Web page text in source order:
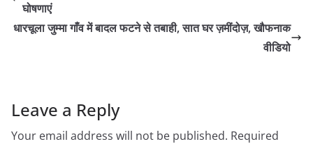
घोषणाएं
धारचूला जुम्मा गाँव में बादल फटने से तबाही, सात घर ज़मींदोज़, खौफनाक
वीडियो
Leave a Reply
Your email address will not be published. Required